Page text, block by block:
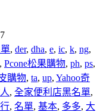
, der, dha, e, ic, k, ng,
, Pcone松果購物, ph, ps,
購物, ta, up, Yahoo奇
, 全家便利店黑名單,
, 名單, 基本, 多多, 大